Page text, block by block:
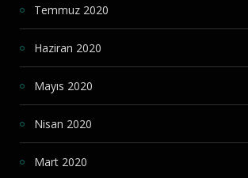
Temmuz 2020
Haziran 2020
Mayıs 2020
Nisan 2020
Mart 2020